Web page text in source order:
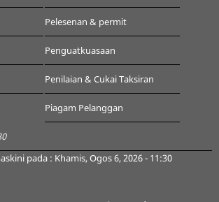
Pelesenan & permit
Penguatkuasaan
Penilaian & Cukai Taksiran
Piagam Pelanggan
pada : Khamis, Ogos 6, 2026 - 11:30